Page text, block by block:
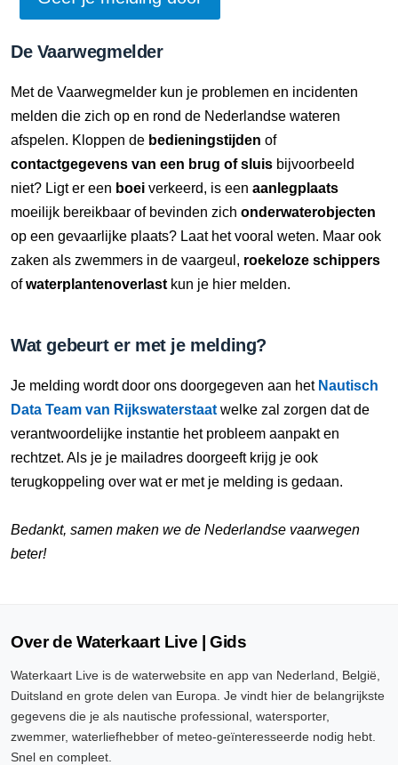
De Vaarwegmelder
Met de Vaarwegmelder kun je problemen en incidenten
melden die zich op en rond de Nederlandse wateren
afspelen. Kloppen de bedieningstijden of
contactgegevens van een brug of sluis bijvoorbeeld
niet? Ligt er een boei verkeerd, is een aanlegplaats
moeilijk bereikbaar of bevinden zich onderwaterobjecten
op een gevaarlijke plaats? Laat het vooral weten. Maar ook
zaken als zwemmers in de vaargeul, roekeloze schippers
ofwaterplantenoverlast kun je hier melden.
Wat gebeurt er met je melding?
Je melding wordt door ons doorgegeven aan het Nautisch
Data Team van Rijkswaterstaat welke zal zorgen dat de
verantwoordelijke instantie het probleem aanpakt en
rechtzet. Als je je mailadres doorgeeft krijg je ook
terugkoppeling over wat er met je melding is gedaan.
Bedankt, samen maken we de Nederlandse vaarwegen
beter!
Over de Waterkaart Live | Gids
Waterkaart Live is de waterwebsite en app van Nederland, België,
Duitsland en grote delen van Europa. Je vindt hier de belangrijkste
gegevens die je als nautische professional, watersporter,
zwemmer, waterliefhebber of meteo-geïnteresseerde nodig hebt.
Snel en compleet.